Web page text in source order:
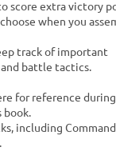
score extra victory
when you
track of important
battle tactics.
for reference
including